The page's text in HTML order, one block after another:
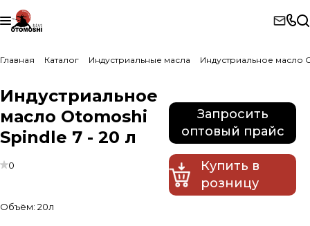
Главная Каталог Индустриальные масла Индустриальное масло
Индустриальное
масло Otomoshi
Spindle 7 - 20 л
0
Объём: 20л
Запросить
оптовый прайс
Купить в
розницу